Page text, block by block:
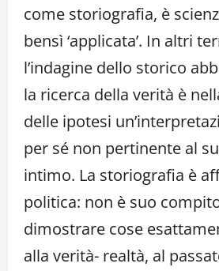
come storiografia, è
bensì ‘applicata’. In altri
l’indagine dello storico
la ricerca della verità è
delle ipotesi
per sé non pertinente al
intimo. La storiografia è
politica: non è suo
dimostrare cose
alla verità- realtà, al